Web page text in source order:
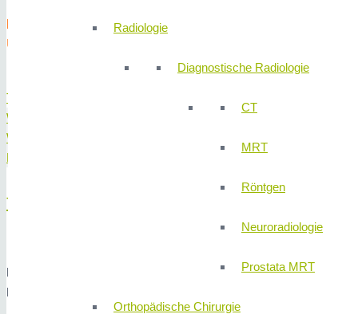
Radiologie
Diagnostische Radiologie
CT
MRT
Röntgen
Neuroradiologie
Prostata MRT
Orthopädische Chirurgie
FREIER EINTRITT.
UM ANMELDUNG WIRD GEBETEN (siehe
THEMA?
WANN?
WO?
PROGRAMMABLAUF
THEMA?
Botox für die Bauchwand?
Moderne Operationstechniken – Was ist möglich und sinnvoll?